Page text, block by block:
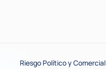
Riesgo Político y Comercial